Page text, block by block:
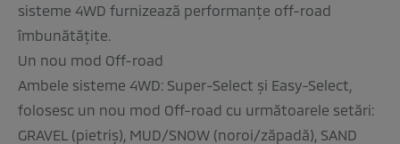
sisteme 4WD furnizează performanţe off-road
îmbunătăţite.
Un nou mod Off-road
Ambele sisteme 4WD: Super-Select şi Easy-Select,
folosesc un nou mod Off-road cu următoarele setări:
GRAVEL (pietriş), MUD/SNOW (noroi/zăpadă), SAND